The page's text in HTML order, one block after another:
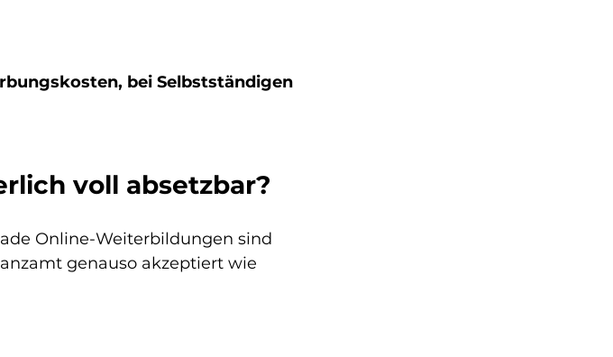
bei Selbstständigen
voll absetzbar?
Online-Weiterbildungen sind
genauso akzeptiert wie